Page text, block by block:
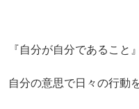
『自分が自分であること』
自分の意思で日々の行動